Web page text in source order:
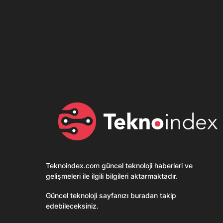
Teknoindex.com güncel teknoloji haberleri ve
gelişmeleri ile ilgili bilgileri aktarmaktadır.
Güncel teknoloji sayfanızı buradan takip
edebileceksiniz.